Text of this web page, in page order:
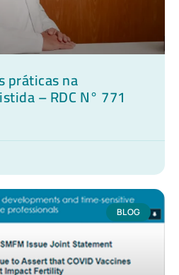
práticas na
– RDC N° 771
BLOG